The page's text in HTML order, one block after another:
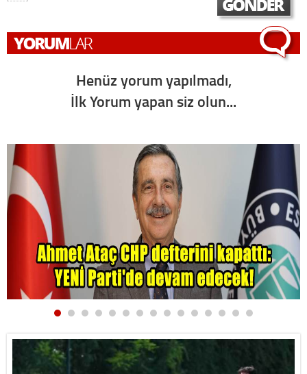
Henüz yorum yapılmadı,
İlk Yorum yapan siz olun...